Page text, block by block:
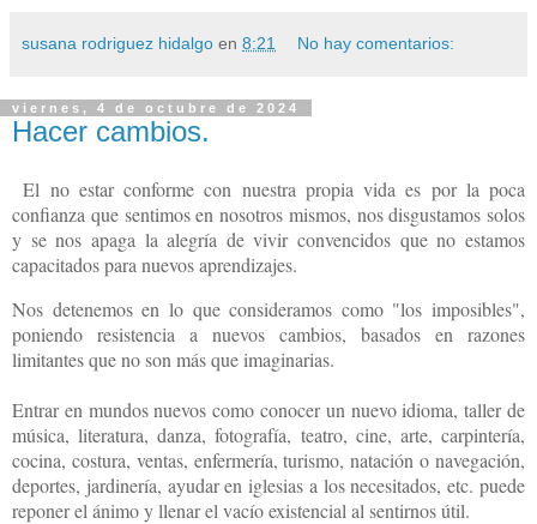
susana rodriguez hidalgo en 8:21 No hay comentarios:
viernes, 4 de octubre de 2024
Hacer cambios.
El no estar conforme con nuestra propia vida es por la poca
confianza que sentimos en nosotros mismos, nos disgustamos solos
y se nos apaga la alegría de vivir convencidos que no estamos
capacitados para nuevos aprendizajes.
Nos detenemos en lo que consideramos como "los imposibles",
poniendo resistencia a nuevos cambios, basados en razones
limitantes que no son más que imaginarias.
Entrar en mundos nuevos como conocer un nuevo idioma, taller de
música, literatura, danza, fotografía, teatro, cine, arte, carpintería,
cocina, costura, ventas, enfermería, turismo, natación o navegación,
deportes, jardinería, ayudar en iglesias a los necesitados, etc. puede
reponer el ánimo y llenar el vacío existencial al sentirnos útil.